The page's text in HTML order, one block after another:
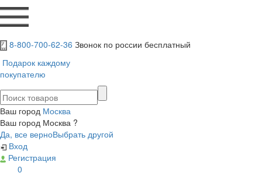
8-800-700-62-36 Звонок по россии бесплатный
Подарок каждому
покупателю
Ваш город Москва
Ваш город Москва ?
Да, все верноВыбрать другой
Вход
Регистрация
0